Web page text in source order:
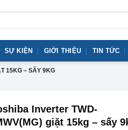
SỰ KIỆN GIỚI THIỆU TIN TỨC
15KG – SẤY 9KG
Inverter TWD-
giặt 15kg – sấy